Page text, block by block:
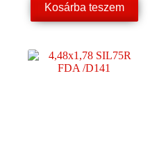
Kosárba teszem